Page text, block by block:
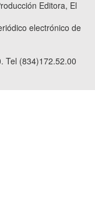
Editora, El
electrónico de
Tel (834)172.52.00